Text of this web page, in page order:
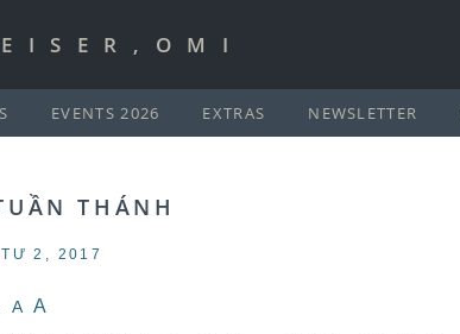
EVENTS 2026 EXTRAS NEWSLETTER
THÁNH
2, 2017
A A